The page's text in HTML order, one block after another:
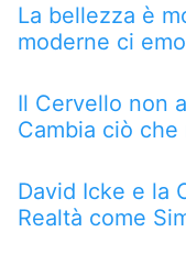
La bellezza è
moderne ci
Il Cervello non
Cambia ciò
David Icke e la
Realtà come